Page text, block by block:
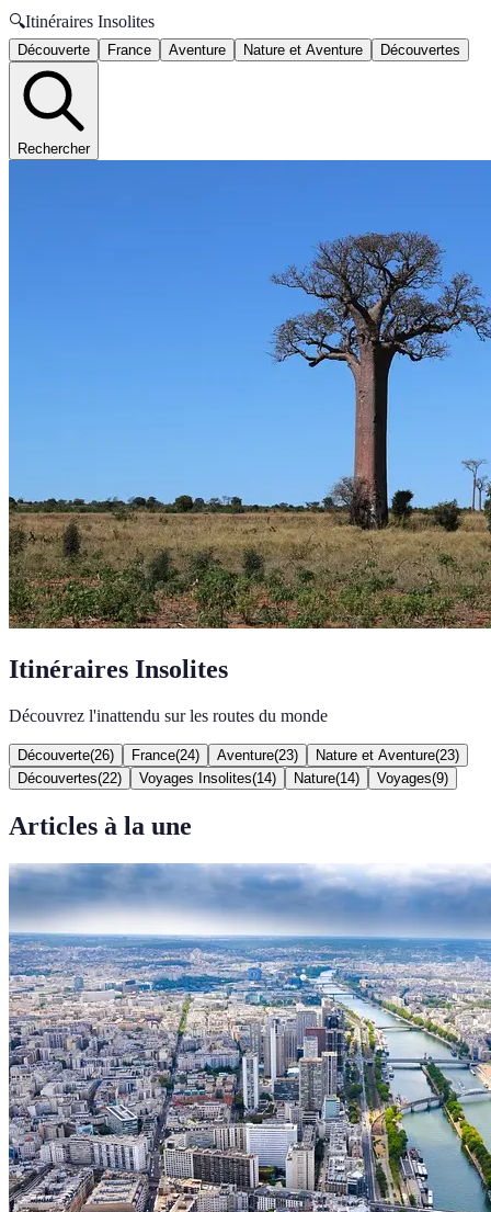
🔍Itinéraires Insolites
Découverte France Aventure Nature et Aventure Découvertes
Rechercher
Itinéraires Insolites
Découvrez l'inattendu sur les routes du monde
Découverte(26) France(24) Aventure(23) Nature et Aventure(23)
Découvertes(22) Voyages Insolites(14) Nature(14) Voyages(9)
Articles à la une